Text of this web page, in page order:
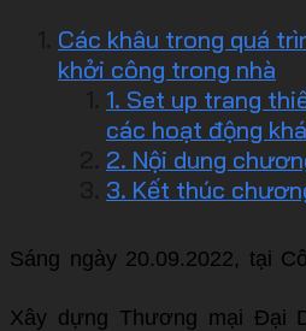
Các khâu trong quá
khởi công trong nhà
1. Set up trang
các hoạt động
2. Nội dung
3. Kết thúc
Sáng ngày 20.09.2022, tại
Xây dựng Thương mại Đại